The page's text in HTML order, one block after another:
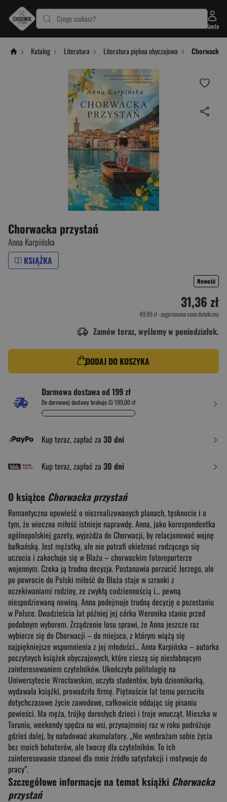
Czego szukasz?
Konto
Katalog Literatura Literatura piękna obyczajowa Chorwacka
Chorwacka przystań
Anna Karpińska
KSIĄŻKA
Nowość
31,36 zł
49,99 zł- sugerowana cena detaliczna
Zamów teraz, wyślemy w poniedziałek.
DODAJ DO KOSZYKA
Darmowa dostawa od 199 zł
Do darmowej dostawy brakuje Ci 199,00 zł
Kup teraz, zapłać za 30 dni
Kup teraz, zapłać za 30 dni
O książce Chorwacka przystań
Romantyczna opowieść o niezrealizowanych planach, tęsknocie i o
tym, że wieczna miłość istnieje naprawdę. Anna, jako korespondentka
ogólnopolskiej gazety, wyjeżdża do Chorwacji, by relacjonować wojnę
bałkańską. Jest mężatką, ale nie potrafi okiełznać rodzącego się
uczucia i zakochuje się w Blażu – chorwackim fotoreporterze
wojennym. Czeka ją trudna decyzja. Postanawia porzucić Jerzego, ale
po powrocie do Polski miłość do Blaża staje w szranki z
oczekiwaniami rodziny, ze zwykłą codziennością i… pewną
niespodziewaną nowiną. Anna podejmuje trudną decyzję o pozostaniu
w Polsce. Dwadzieścia lat później jej córka Weronika stanie przed
podobnym wyborem. Zrządzenie losu sprawi, że Anna jeszcze raz
wybierze się do Chorwacji – do miejsca, z którym wiążą się
najpiękniejsze wspomnienia z jej młodości… Anna Karpińska – autorka
poczytnych książek obyczajowych, które cieszą się niesłabnącym
zainteresowaniem czytelników. Ukończyła politologię na
Uniwersytecie Wrocławskim, uczyła studentów, była dziennikarką,
wydawała książki, prowadziła firmę. Piętnaście lat temu porzuciła
dotychczasowe życie zawodowe, całkowicie oddając się pisaniu
powieści. Ma męża, trójkę dorosłych dzieci i troje wnucząt. Mieszka w
Toruniu, weekendy spędza na wsi, przynajmniej raz w roku podróżuje
gdzieś dalej, by naładować akumulatory. „Nie wyobrażam sobie życia
bez moich bohaterów, ale tworzę dla czytelników. To ich
zainteresowanie stanowi dla mnie źródło satysfakcji i motywuje do
pracy”.
Szczegółowe informacje na temat książki Chorwacka
przystań